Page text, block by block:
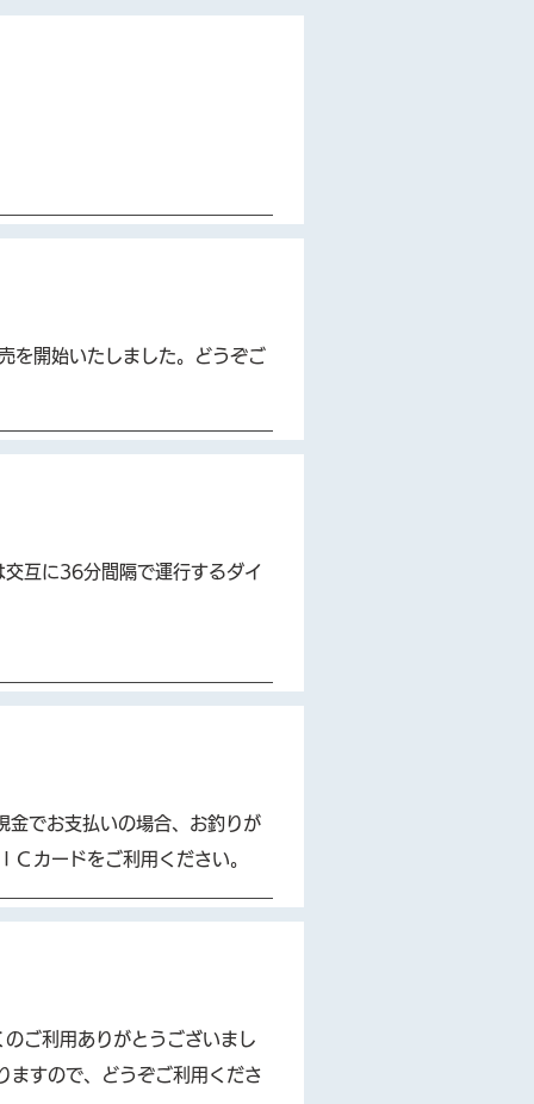
を開始いたしました。どうぞご
互に36分間隔で運行するダイ
でお支払いの場合、お釣りが
Ｃカードをご利用ください。
ご利用ありがとうございまし
ますので、どうぞご利用くださ